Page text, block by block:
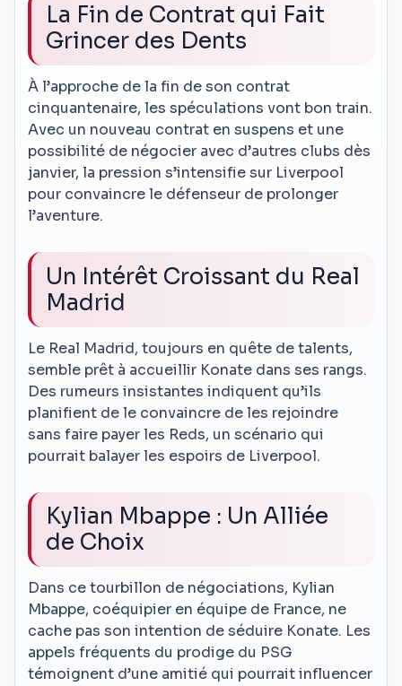
La Fin de Contrat qui Fait
Grincer des Dents
À l’approche de la fin de son contrat
cinquantenaire, les spéculations vont bon train.
Avec un nouveau contrat en suspens et une
possibilité de négocier avec d’autres clubs dès
janvier, la pression s’intensifie sur Liverpool
pour convaincre le défenseur de prolonger
l’aventure.
Un Intérêt Croissant du Real
Madrid
Le Real Madrid, toujours en quête de talents,
semble prêt à accueillir Konate dans ses rangs.
Des rumeurs insistantes indiquent qu’ils
planifient de le convaincre de les rejoindre
sans faire payer les Reds, un scénario qui
pourrait balayer les espoirs de Liverpool.
Kylian Mbappe : Un Alliée
de Choix
Dans ce tourbillon de négociations, Kylian
Mbappe, coéquipier en équipe de France, ne
cache pas son intention de séduire Konate. Les
appels fréquents du prodige du PSG
témoignent d’une amitié qui pourrait influencer